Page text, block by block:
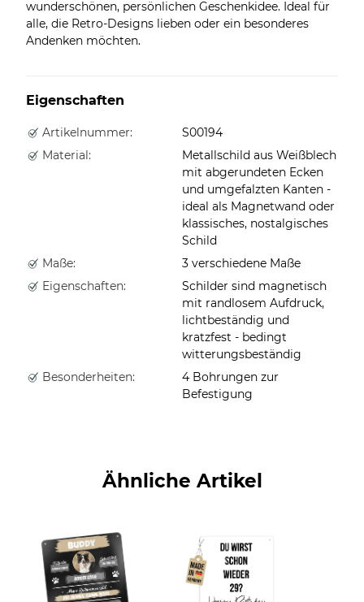
wunderschönen, persönlichen Geschenkidee. Ideal für
alle, die Retro-Designs lieben oder ein besonderes
Andenken möchten.
Eigenschaften
Artikelnummer:
S00194
Material:
Metallschild aus Weißblech
mit abgerundeten Ecken
und umgefalzten Kanten -
ideal als Magnetwand oder
klassisches, nostalgisches
Schild
Maße:
3 verschiedene Maße
Eigenschaften:
Schilder sind magnetisch
mit randlosem Aufdruck,
lichtbeständig und
kratzfest - bedingt
witterungsbeständig
Besonderheiten:
4 Bohrungen zur
Befestigung
Ähnliche Artikel